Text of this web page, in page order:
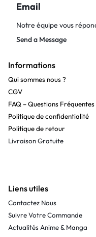
Email
Notre équipe vous
Send a Message
Informations
Qui sommes nous ?
CGV
FAQ – Questions Fréquentes
Politique de confidentialité
Politique de retour
Livraison Gratuite
Liens utiles
Contactez Nous
Suivre Votre Commande
Actualités Anime & Manga